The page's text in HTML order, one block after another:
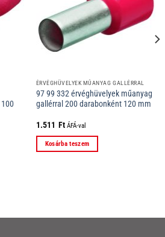
ÉRVÉGHÜVELYEK MŰANYAG GALLÉRRAL
97 99 332 érvéghüvelyek műanyag
gallérral 200 darabonként 120 mm
1.511 Ft ÁFÁ-val
Kosárba teszem